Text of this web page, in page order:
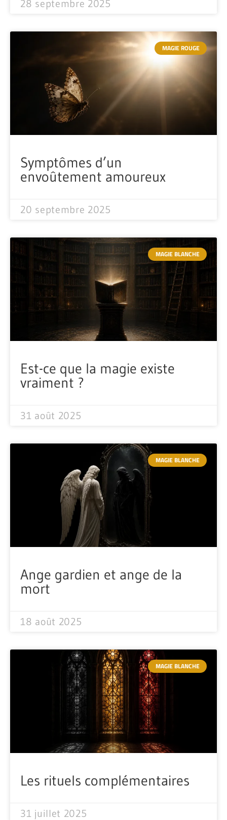
28 septembre 2025
MAGIE ROUGE
Symptômes d’un
envoûtement amoureux
20 septembre 2025
MAGIE BLANCHE
Est-ce que la magie existe
vraiment ?
31 août 2025
MAGIE BLANCHE
Ange gardien et ange de la
mort
18 août 2025
MAGIE BLANCHE
Les rituels complémentaires
31 juillet 2025